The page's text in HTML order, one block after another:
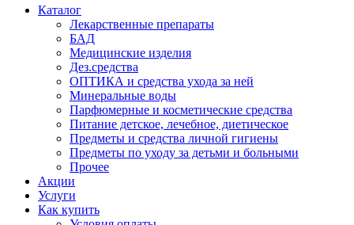
Каталог
Лекарственные препараты
БАД
Медицинские изделия
Дез.средства
ОПТИКА и средства ухода за ней
Минеральные воды
Парфюмерные и косметические средства
Питание детское, лечебное, диетическое
Предметы и средства личной гигиены
Предметы по уходу за детьми и больными
Прочее
Акции
Услуги
Как купить